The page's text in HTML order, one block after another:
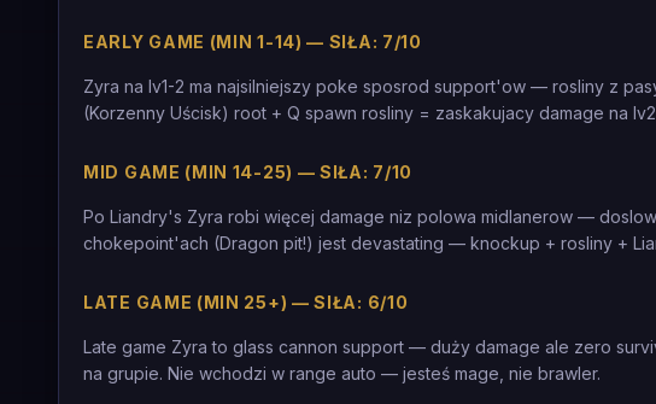
EARLY GAME (MIN 1-14) — SIŁA: 7/10
Zyra na lv1-2 ma najsilniejszy poke sposrod support'ow — rosliny z
(Korzenny Uścisk) root + Q spawn rosliny = zaskakujacy damage na
MID GAME (MIN 14-25) — SIŁA: 7/10
Po Liandry's Zyra robi więcej damage niz polowa midlanerow —
chokepoint'ach (Dragon pit!) jest devastating — knockup + rosliny +
LATE GAME (MIN 25+) — SIŁA: 6/10
Late game Zyra to glass cannon support — duży damage ale zero
na grupie. Nie wchodzi w range auto — jesteś mage, nie brawler.